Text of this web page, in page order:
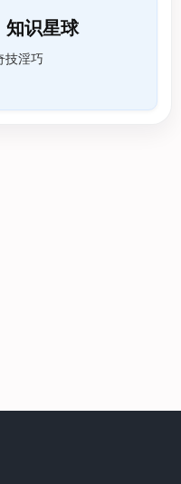
知识星球
技淫巧